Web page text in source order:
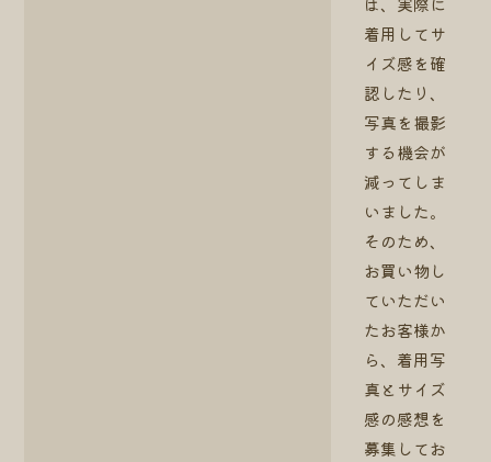
着用してサ
イズ感を確
認したり、
写真を撮影
する機会が
減ってしま
いました。
そのため、
お買い物し
ていただい
たお客様か
ら、着用写
真とサイズ
感の感想を
募集してお